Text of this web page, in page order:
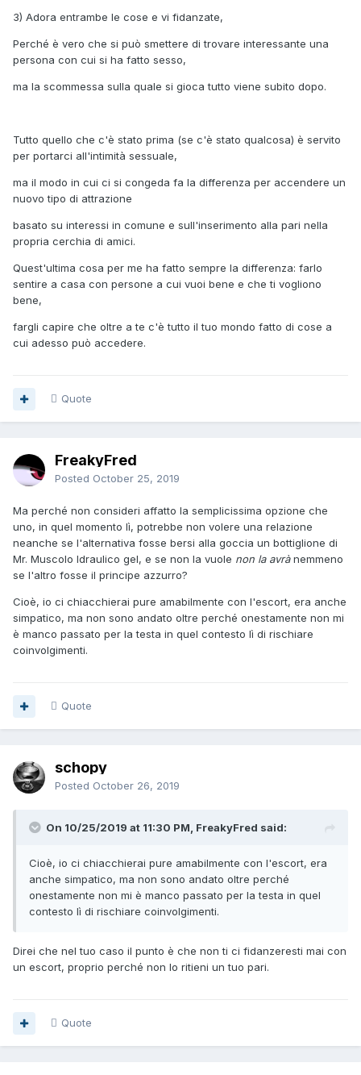
3) Adora entrambe le cose e vi fidanzate,
Perché è vero che si può smettere di trovare interessante una
persona con cui si ha fatto sesso,
ma la scommessa sulla quale si gioca tutto viene subito dopo.
Tutto quello che c'è stato prima (se c'è stato qualcosa) è servito
per portarci all'intimità sessuale,
ma il modo in cui ci si congeda fa la differenza per accendere un
nuovo tipo di attrazione
basato su interessi in comune e sull'inserimento alla pari nella
propria cerchia di amici.
Quest'ultima cosa per me ha fatto sempre la differenza: farlo
sentire a casa con persone a cui vuoi bene e che ti vogliono
bene,
fargli capire che oltre a te c'è tutto il tuo mondo fatto di cose a
cui adesso può accedere.
Quote
FreakyFred
Posted October 25, 2019
Ma perché non consideri affatto la semplicissima opzione che
uno, in quel momento lì, potrebbe non volere una relazione
neanche se l'alternativa fosse bersi alla goccia un bottiglione di
Mr. Muscolo Idraulico gel, e se non la vuole non la avrànemmeno
se l'altro fosse il principe azzurro?
Cioè, io ci chiacchierai pure amabilmente con l'escort, era anche
simpatico, ma non sono andato oltre perché onestamente non mi
è manco passato per la testa in quel contesto lì di rischiare
coinvolgimenti.
Quote
schopy
Posted October 26, 2019
On 10/25/2019 at 11:30 PM, FreakyFred said:
Cioè, io ci chiacchierai pure amabilmente con l'escort, era
anche simpatico, ma non sono andato oltre perché
onestamente non mi è manco passato per la testa in quel
contesto lì di rischiare coinvolgimenti.
Direi che nel tuo caso il punto è che non ti ci fidanzeresti mai con
un escort, proprio perché non lo ritieni un tuo pari.
Quote